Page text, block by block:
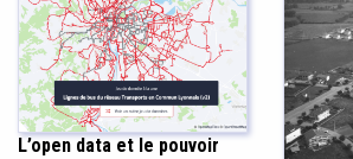
L’open data et le pouvoir